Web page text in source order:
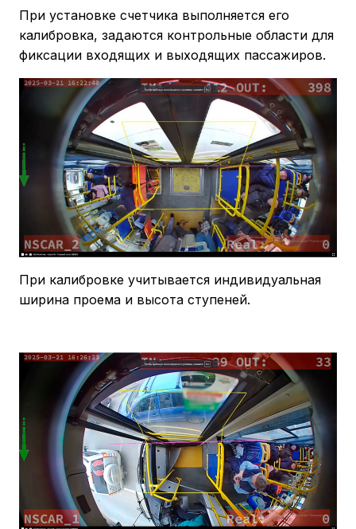
При установке счетчика выполняется его
калибровка, задаются контрольные области для
фиксации входящих и выходящих пассажиров.
При калибровке учитывается индивидуальная
ширина проема и высота ступеней.